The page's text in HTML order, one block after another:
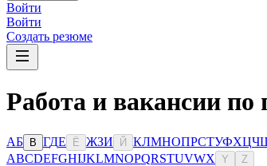
Войти
Войти
Создать резюме
Работа и вакансии по
АБ В ГДЕ Ё ЖЗИ Й КЛМНОПРСТУФХЦЧ
ABCDEFGHIJKLMNOPQRSTUVWX Y Z